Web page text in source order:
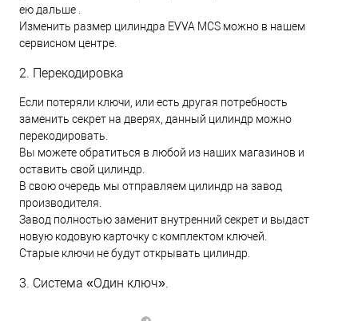
ею дальше .
Изменить размер цилиндра EVVA MCS можно в нашем
сервисном центре.
2. Перекодировка
Если потеряли ключи, или есть другая потребность
заменить секрет на дверях, данный цилиндр можно
перекодировать.
Вы можете обратиться в любой из наших магазинов и
оставить свой цилиндр.
В свою очередь мы отправляем цилиндр на завод
производителя.
Завод полностью заменит внутренний секрет и выдаст
новую кодовую карточку с комплектом ключей.
Старые ключи не будут открывать цилиндр.
3. Система «Один ключ».